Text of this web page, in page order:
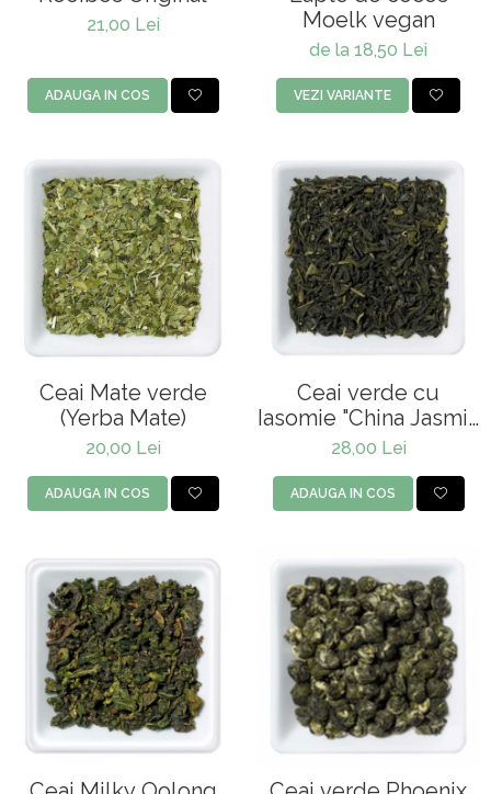
21,00 Lei
ADAUGA IN COS
Moelk vegan
de la 18,50 Lei
VEZI VARIANTE
Ceai Mate verde
(Yerba Mate)
20,00 Lei
ADAUGA IN COS
Ceai verde cu
Iasomie "China Jasmin
Tea" Organic
28,00 Lei
ADAUGA IN COS